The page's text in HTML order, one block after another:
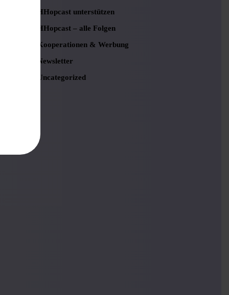
HHopcast unterstützen
HHopcast – alle Folgen
Kooperationen & Werbung
Newsletter
Uncategorized